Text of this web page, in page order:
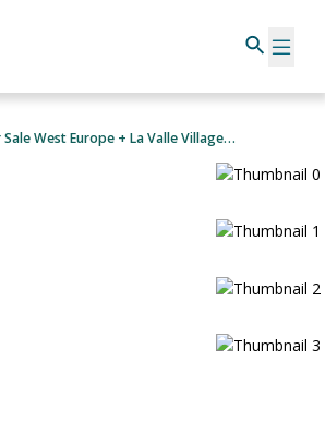
Super Sale West Europe + La Valle Village & Dolomites